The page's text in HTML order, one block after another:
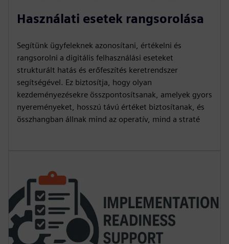
Használati esetek rangsorolása
Segítünk ügyfeleknek azonosítani, értékelni és
rangsorolni a digitális felhasználási eseteket
strukturált hatás és erőfeszítés keretrendszer
segítségével. Ez biztosítja, hogy olyan
kezdeményezésekre összpontosítsanak, amelyek gyors
nyereményeket, hosszú távú értéket biztosítanak, és
összhangban állnak mind az operatív, mind a straté